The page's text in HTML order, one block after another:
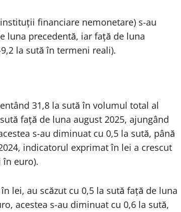
financiare nemonetare) s-au
luna precedentă, iar față de luna
la sută în termeni reali).
31,8 la sută în volumul total al
față de luna august 2025, ajungând
s-au diminuat cu 0,5 la sută, până
indicatorul exprimat în lei a crescut
în euro).
lei, au scăzut cu 0,5 la sută față de luna
acestea s-au diminuat cu 0,6 la sută,